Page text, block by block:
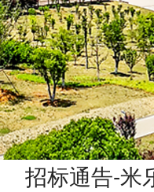
招标通告-米